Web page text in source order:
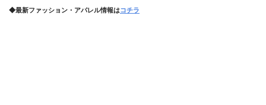
◆最新ファッション・アパレル情報はコチラ